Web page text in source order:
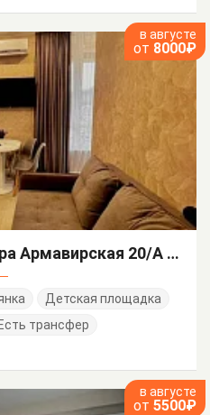
в августе
от 8000₽
2х-комнатная квартира Армавирская 20/А корп 1
Детская площадка
Есть трансфер
в августе
от 5500₽